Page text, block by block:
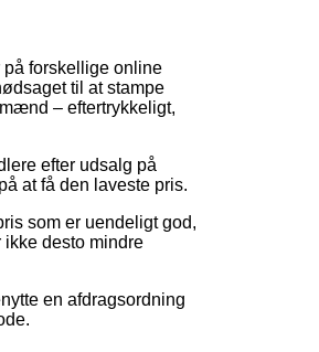
forskellige online
til at stampe
– eftertrykkeligt,
efter udsalg på
at få den laveste pris.
som er uendeligt god,
desto mindre
en afdragsordning